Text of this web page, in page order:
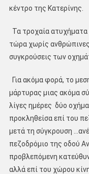
κέντρο της Κατερίνης.
Τα τροχαία
τώρα χωρίς
συγκρούσεις των
Για ακόμα φορά, το
μάρτυρας μιας ακόμα
λίγες ημέρες δύο
προκληθείσα επί του
μετά τη σύγκρουση
πεζοδρόμιο της οδού
προβλεπόμενη
αλλά επί του χώρου